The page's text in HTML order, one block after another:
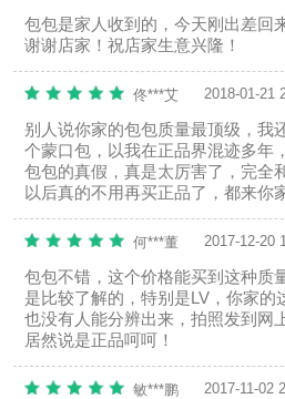
包包是家人收到的，今天刚出差回
谢谢店家！祝店家生意兴隆！
佟***艾 2018-01-21
别人说你家的包包质量最顶级，我
个蒙口包，以我在正品界混迹多年
包包的真假，真是太厉害了，完全
以后真的不用再买正品了，都来你
何***董 2017-12-20
包包不错，这个价格能买到这种质
是比较了解的，特别是LV，你家的
也没有人能分辨出来，拍照发到网
居然说是正品呵呵！
敏***鹏 2017-11-02